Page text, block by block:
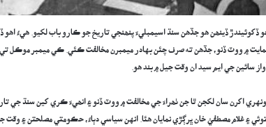
98 ميمبرن حمايت ۾ ووٽ ڏنو، جڏهن ته صرف چئن بهادر ميمبرن مخالفت ڪئي. ڪي ميمبر
سائين جي ايم سيد ان وقت جيل ۾ بند ھو.
اکرن سان لکجن ٿا جن ٺھراءَ جي مخالفت ۾ ووٽ ڏنو ۽ انھيءَ ڪري کين سنڌ جي
۽ غلام مصطفى خان ڀرڳڙي نمايان ھئا. انهن سياسي دٻاءُ، حڪومتي مصلحتن ۽